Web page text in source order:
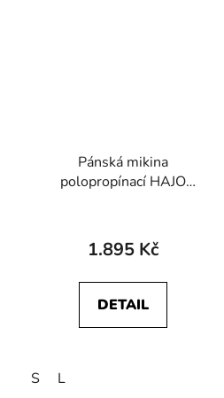
Pánská mikina
polopropínací HAJO
1.895 Kč
DETAIL
S L